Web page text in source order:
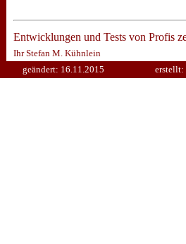
Entwicklungen und Tests von Profis
Ihr Stefan M. Kühnlein
geändert: 16.11.2015 erstellt: